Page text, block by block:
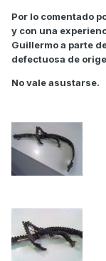
Por lo comentado
y con una
Guillermo a parte
defectuosa de
No vale asustarse.